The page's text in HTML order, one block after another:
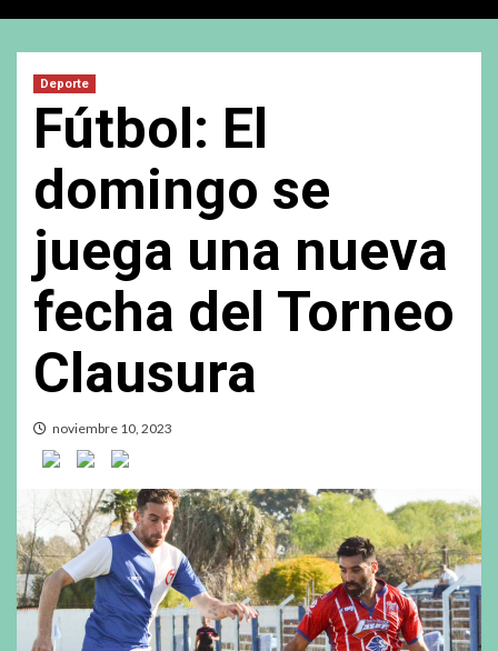
Deporte
Fútbol: El
domingo se
juega una nueva
fecha del Torneo
Clausura
noviembre 10, 2023